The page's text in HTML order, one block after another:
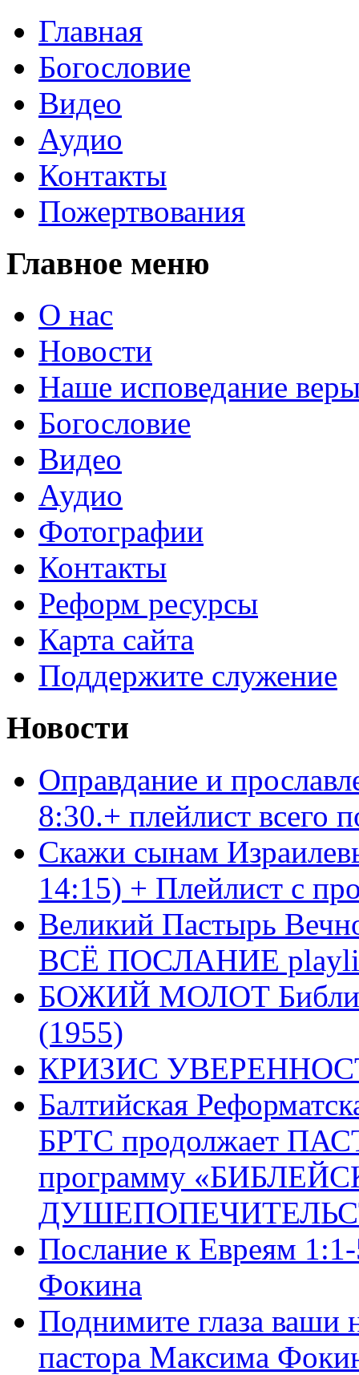
Главная
Богословие
Видео
Аудио
Контакты
Пожертвования
Главное меню
О нас
Новости
Наше исповедание
Богословие
Видео
Аудио
Фотографии
Контакты
Реформ ресурсы
Карта сайта
Поддержите служение
Новости
Оправдание и
8:30.+ плейлист
Скажи сынам
14:15) + Плейлист с
Великий Пастырь
ВСЁ ПОСЛАНИЕ
БОЖИЙ МОЛОТ Библия
(1955)
КРИЗИС
Балтийская
БРТС продолжает
программу
Послание к Евреям
Фокина
Поднимите глаза ваши
пастора Максима